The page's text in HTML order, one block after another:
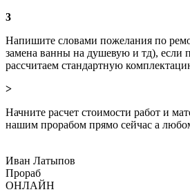
3
Напишите словами пожелания по
замена ванны на душевую и тд), если
рассчитаем стандартную
>
Начните расчет стоимости работ и
нашим прорабом прямо сейчас а
Иван Латыпов
Прораб
ОНЛАЙН